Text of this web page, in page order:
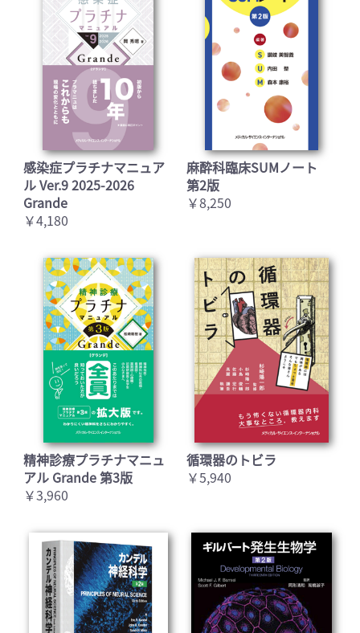
感染症プラチナマニュア
ル Ver.9 2025-2026
Grande
￥4,180
麻酔科臨床SUMノート
第2版
￥8,250
精神診療プラチナマニュ
アル Grande 第3版
￥3,960
循環器のトビラ
￥5,940